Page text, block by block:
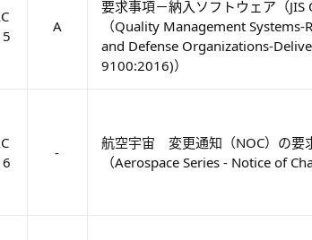
A
要求事項－納入ソフトウェア（JIS
（Quality Management
and Defense Organizations-
9100:2016)）
-
航空宇宙 変更通知（NOC）の要
（Aerospace Series - Notice of